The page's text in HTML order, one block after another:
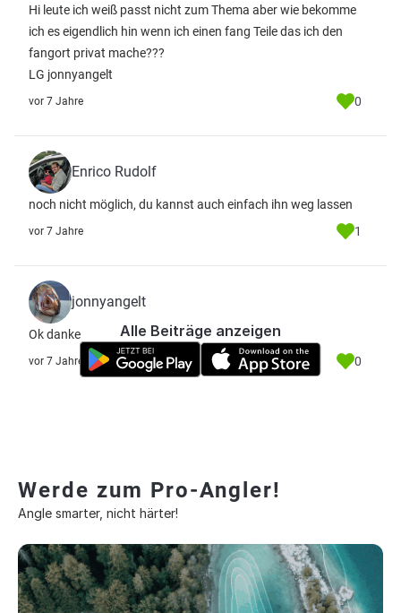
Hi leute ich weiß passt nicht zum Thema aber wie bekomme
ich es eigendlich hin wenn ich einen fang Teile das ich den
fangort privat mache???
LG jonnyangelt
vor 7 Jahre 0
Enrico Rudolf
noch nicht möglich, du kannst auch einfach ihn weg lassen
vor 7 Jahre 1
jonnyangelt
Ok danke
vor 7 Jahre 0
Alle Beiträge anzeigen
Werde zum Pro-Angler!
Angle smarter, nicht härter!